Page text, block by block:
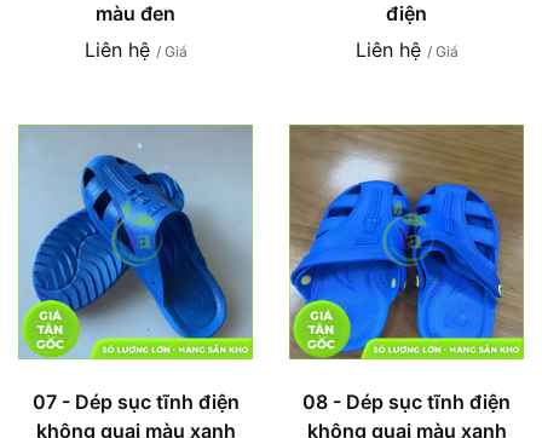
màu đen
Liên hệ / Giá
điện
Liên hệ / Giá
07 - Dép sục tĩnh điện
không quai màu xanh
08 - Dép sục tĩnh điện
không quai màu xanh